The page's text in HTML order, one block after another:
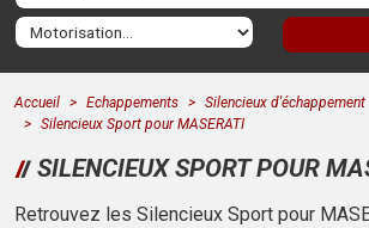
Accueil Echappements
Silencieux d'échappement
Silencieux Sport pour MASERATI
SILENCIEUX SPORT POUR
Retrouvez les Silencieux Sport pour